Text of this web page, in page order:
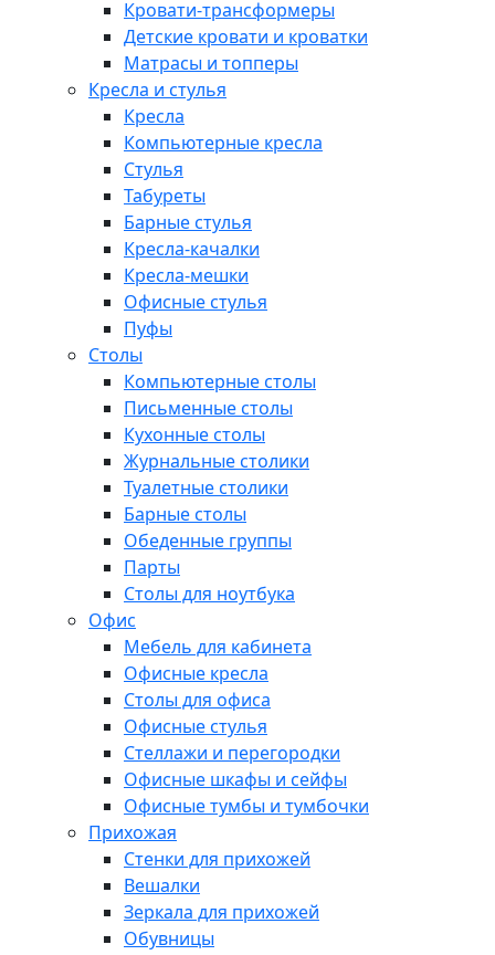
Кровати-трансформеры
Детские кровати и кроватки
Матрасы и топперы
Кресла и стулья
Кресла
Компьютерные кресла
Стулья
Табуреты
Барные стулья
Кресла-качалки
Кресла-мешки
Офисные стулья
Пуфы
Столы
Компьютерные столы
Письменные столы
Кухонные столы
Журнальные столики
Туалетные столики
Барные столы
Обеденные группы
Парты
Столы для ноутбука
Офис
Мебель для кабинета
Офисные кресла
Столы для офиса
Офисные стулья
Стеллажи и перегородки
Офисные шкафы и сейфы
Офисные тумбы и тумбочки
Прихожая
Стенки для прихожей
Вешалки
Зеркала для прихожей
Обувницы